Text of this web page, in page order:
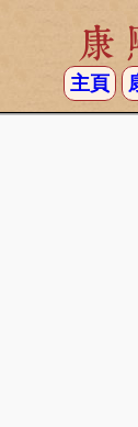
康
主頁